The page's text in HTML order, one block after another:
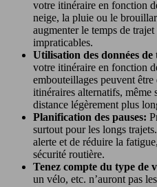
votre itinéraire en fonction
neige, la pluie ou le
augmenter le temps de
impraticables.
Utilisation des données
votre itinéraire en fonction
embouteillages peuvent
itinéraires alternatifs,
distance légèrement plus
Planification des pauses:
surtout pour les longs
alerte et de réduire la
sécurité routière.
Tenez compte du type de
un vélo, etc. n’auront pas